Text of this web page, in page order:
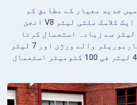
Plymouth Barracuda میں جدید معیار کے مطابق کم
انجن پاور کے ساتھ ایک کلاسک ملٹی لیٹر V8 انجن
تھا۔ اوسطا، یہ 20 لیٹر سے زیادہ استعمال کرتا
ہے۔ تاہم، متعدد کاربوریٹر والے ورژن اور 7 لیٹر
سے زیادہ والیوم 40 لیٹر فی 100 کلومیٹر استعمال